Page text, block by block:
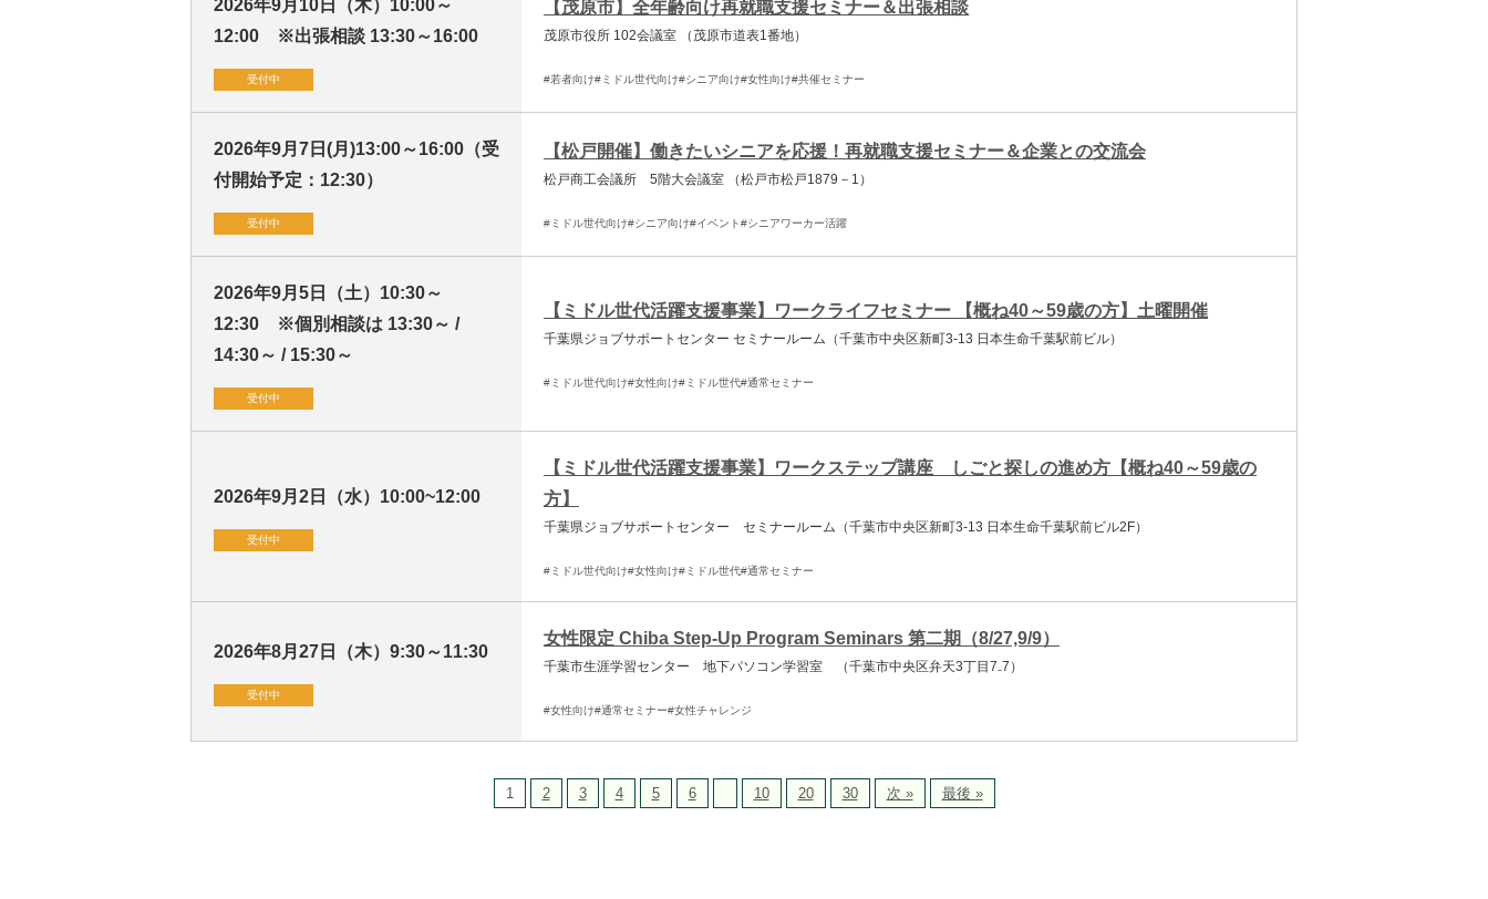
2026年9月10日（木）10:00～
12:00 ※出張相談 13:30～16:00
受付中
【茂原市】全年齢向け再就職支援セミナー＆出張相談
茂原市役所 102会議室 （茂原市道表1番地）
#若者向け#ミドル世代向け#シニア向け#女性向け#共催セミナー
2026年9月7日(月)13:00～16:00（受
付開始予定：12:30）
受付中
【松戸開催】働きたいシニアを応援！再就職支援セミナー＆企業との交流会
松戸商工会議所 5階大会議室 （松戸市松戸1879－1）
#ミドル世代向け#シニア向け#イベント#シニアワーカー活躍
2026年9月5日（土）10:30～
12:30 ※個別相談は 13:30～ /
14:30～ / 15:30～
受付中
【ミドル世代活躍支援事業】ワークライフセミナー 【概ね40～59歳の方】土曜開催
千葉県ジョブサポートセンター セミナールーム（千葉市中央区新町3-13 日本生命千葉駅前ビル）
#ミドル世代向け#女性向け#ミドル世代#通常セミナー
2026年9月2日（水）10:00~12:00
受付中
【ミドル世代活躍支援事業】ワークステップ講座 しごと探しの進め方【概ね40～59歳の
方】
千葉県ジョブサポートセンター セミナールーム（千葉市中央区新町3-13 日本生命千葉駅前ビル2F）
#ミドル世代向け#女性向け#ミドル世代#通常セミナー
2026年8月27日（木）9:30～11:30
受付中
女性限定 Chiba Step-Up Program Seminars 第二期（8/27,9/9）
千葉市生涯学習センター 地下パソコン学習室 （千葉市中央区弁天3丁目7₋7）
#女性向け#通常セミナー#女性チャレンジ
1 2 3 4 5 6 10 20 30 次 » 最後 »